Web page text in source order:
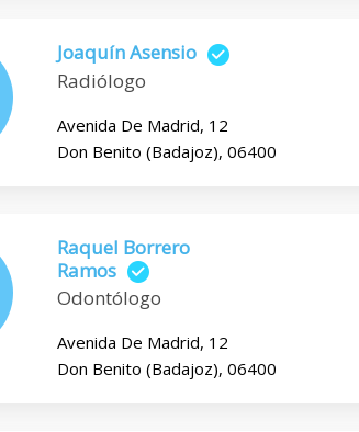
Joaquín Asensio
Radiólogo
Avenida De Madrid, 12
Don Benito (Badajoz), 06400
Raquel Borrero
Ramos
Odontólogo
Avenida De Madrid, 12
Don Benito (Badajoz), 06400